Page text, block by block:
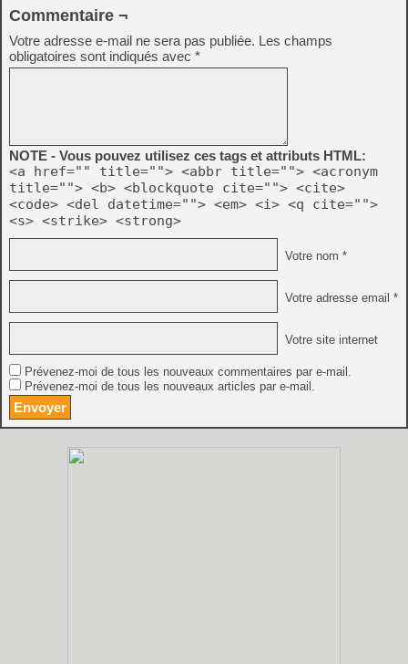
Commentaire ¬
Votre adresse e-mail ne sera pas publiée. Les champs
obligatoires sont indiqués avec *
NOTE - Vous pouvez utilisez ces tags et attributs HTML:
<a href="" title=""> <abbr title=""> <acronym
title=""> <b> <blockquote cite=""> <cite>
<code> <del datetime=""> <em> <i> <q cite="">
<s> <strike> <strong>
Votre nom *
Votre adresse email *
Votre site internet
Prévenez-moi de tous les nouveaux commentaires par e-mail.
Prévenez-moi de tous les nouveaux articles par e-mail.